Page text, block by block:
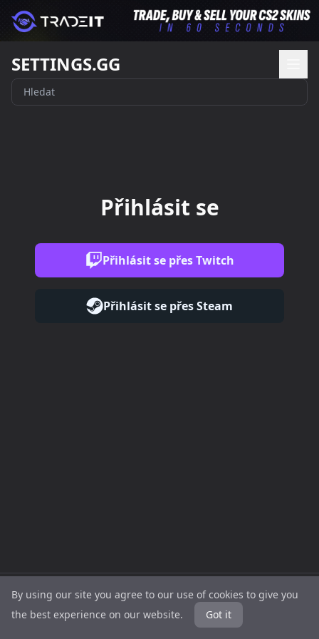
By using our site you agree to our use of cookies to give you
the best experience on our website.
Got it
SETTINGS.GG
Přihlásit se
Přihlásit se přes Twitch
Přihlásit se přes Steam
SETTINGS.GG
2025 |
CS2
Crosshairs
|
Valorant
Crosshairs |
CS2
Players
CookiesOchrana
soukromí